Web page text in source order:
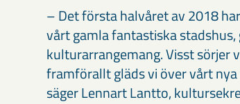
– Det första halvåret av 2018
vårt gamla fantastiska
kulturarrangemang. Visst sörjer
framförallt gläds vi över vårt
säger Lennart Lantto,